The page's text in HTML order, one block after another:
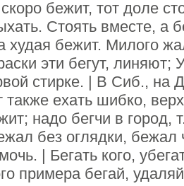
бежит, тот доле
Стоять вместе, а
худая бежит. Милого
эти бегут, линяют;
стирке. | В Сиб., на
также ехать шибко,
надо бегчи в город,
без оглядки, бежал
| Бегать кого,
примера бегай,